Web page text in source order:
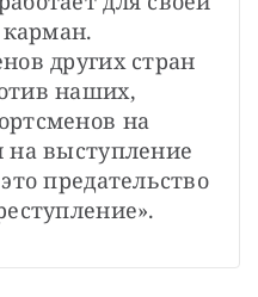
других стран
наших,
на
на выступление
предательство